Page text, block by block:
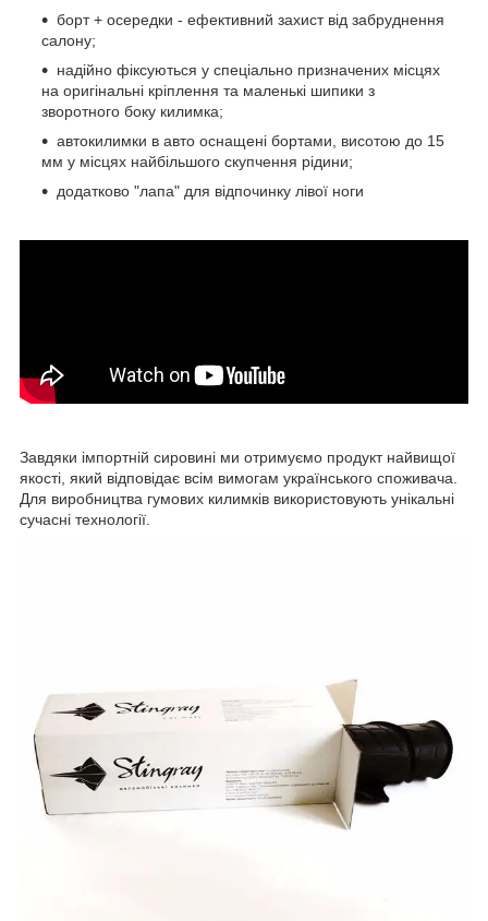
борт + осередки - ефективний захист від забруднення
салону;
надійно фіксуються у спеціально призначених місцях
на оригінальні кріплення та маленькі шипики з
зворотного боку килимка;
автокилимки в авто оснащені бортами, висотою до 15
мм у місцях найбільшого скупчення рідини;
додатково "лапа" для відпочинку лівої ноги
Завдяки імпортній сировині ми отримуємо продукт найвищої
якості, який відповідає всім вимогам українського споживача.
Для виробництва гумових килимків використовують унікальні
сучасні технології.